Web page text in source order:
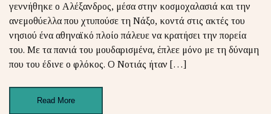
γεννήθηκε ο Αλέξανδρος, μέσα στην κοσμοχαλασιά και την
ανεμοθύελλα που χτυπούσε τη Νάξο, κοντά στις ακτές του
νησιού ένα αθηναϊκό πλοίο πάλευε να κρατήσει την πορεία
του. Με τα πανιά του μουδαρισμένα, έπλεε μόνο με τη δύναμη
που του έδινε ο φλόκος. Ο Νοτιάς ήταν […]
Read More